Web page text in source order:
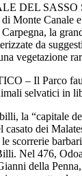
DEL SASSO
Monte Canale
la
da
vegetazione
– Il Parco
selvatici in
la “capitale
dei
scorrerie
Nel 476,
della